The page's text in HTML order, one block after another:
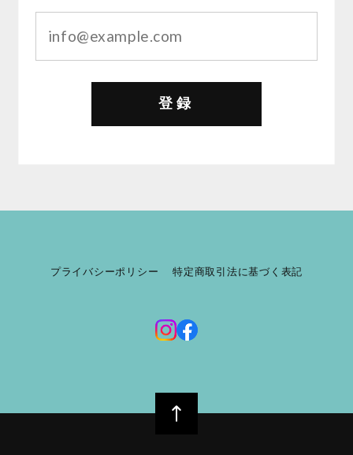
登録
プライバシーポリシー 特定商取引法に基づく表記